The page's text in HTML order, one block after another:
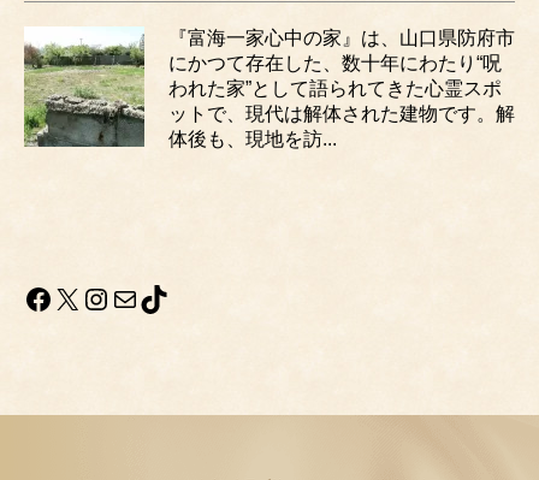
『富海一家心中の家』は、山口県防府市
にかつて存在した、数十年にわたり“呪
われた家”として語られてきた心霊スポ
ットで、現代は解体された建物です。解
体後も、現地を訪...
Facebook
X Instagram
メールTikTok